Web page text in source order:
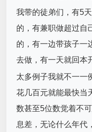
我带的徒弟们，有5
的，有兼职做超过自
的，有一边带孩子一
去做，有一天就回本
太多例子我就不一一
花几百元就能最快当
数甚至5位数觉着不
息差，无论什么年代